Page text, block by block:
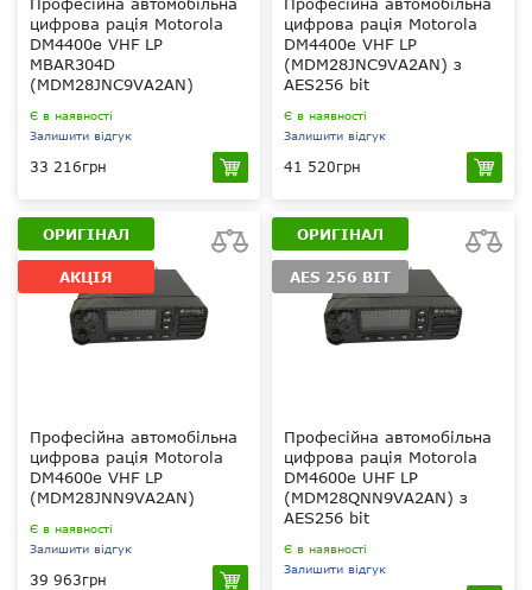
цифрова рація Motorola
DM4400e VHF LP
MBAR304D
(MDM28JNC9VA2AN)
Є в наявності
Залишити відгук
33 216грн
VHF 136-174 МГц
Moto 256 bit, ARC
4 (40 біт), (опціонально
AES256bit)
99
цифрова рація Motorola
DM4400e VHF LP
(MDM28JNC9VA2AN) з
AES256 bit
Є в наявності
Залишити відгук
41 520грн
VHF 136-174 МГц
Moto 256 bit, ARC
4 (40 біт), AES256bit
Професійна автомобільна
цифрова рація Motorola
DM4600e VHF LP
(MDM28JNN9VA2AN)
Є в наявності
Залишити відгук
ОРИГІНАЛ
АКЦІЯ
39 963грн
Професійна автомобільна
цифрова рація Motorola
DM4600e UHF LP
(MDM28QNN9VA2AN) з
AES256 bit
Є в наявності
Залишити відгук
ОРИГІНАЛ
AES 256 BIT